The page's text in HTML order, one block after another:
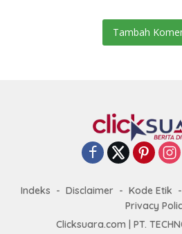
Tambah
Indeks Disclaimer Kode Etik
Privacy
Clicksuara.com | PT.